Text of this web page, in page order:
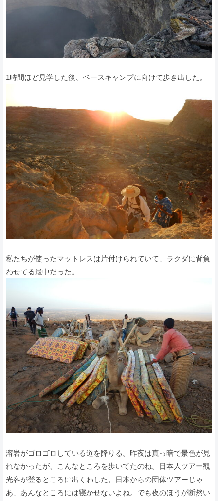
1時間ほど見学した後、ベースキャンプに向けて歩き出した。
私たちが使ったマットレスは片付けられていて、ラクダに背負
わせてる最中だった。
溶岩がゴロゴロしている道を降りる。昨夜は真っ暗で景色が見
れなかったが、こんなところを歩いてたのね。日本人ツアー観
光客が登るところに出くわした。日本からの団体ツアーじゃ
あ、あんなところには寝かせないよね。でも夜のほうが断然い